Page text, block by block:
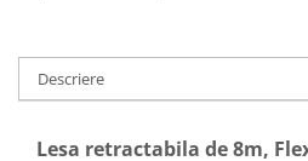
Descriere
Lesa retractabila de 8m,